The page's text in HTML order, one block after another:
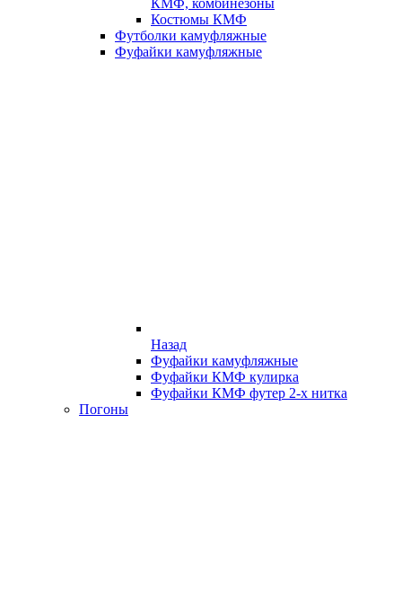
КМФ, комбинезоны
Костюмы КМФ
Футболки камуфляжные
Фуфайки камуфляжные
Назад
Фуфайки камуфляжные
Фуфайки КМФ кулирка
Фуфайки КМФ футер 2-х нитка
Погоны